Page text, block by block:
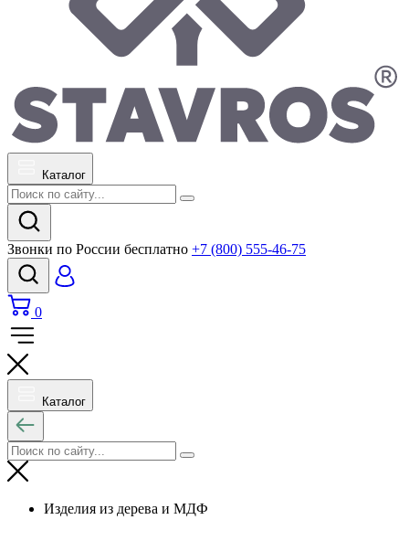
Каталог
Звонки по России бесплатно +7 (800) 555-46-75
0
Каталог
Изделия из дерева и МДФ